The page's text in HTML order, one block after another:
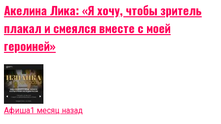
Акелина Лика: «Я хочу, чтобы зритель
плакал и смеялся вместе с моей
героиней»
Афиша1 месяц назад